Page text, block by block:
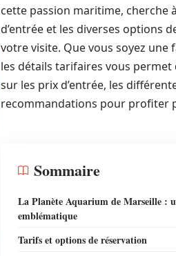
cette passion maritime, cherche
d’entrée et les diverses options
votre visite. Que vous soyez une
les détails tarifaires vous
sur les prix d’entrée, les
recommandations pour profiter
Sommaire
La Planète Aquarium de Marseille :
emblématique
Tarifs et options de réservation